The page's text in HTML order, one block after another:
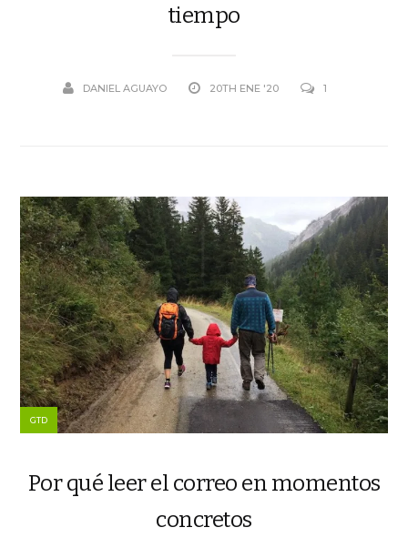
tiempo
DANIEL AGUAYO 20TH ENE '20 1
GTD
Por qué leer el correo en momentos
concretos